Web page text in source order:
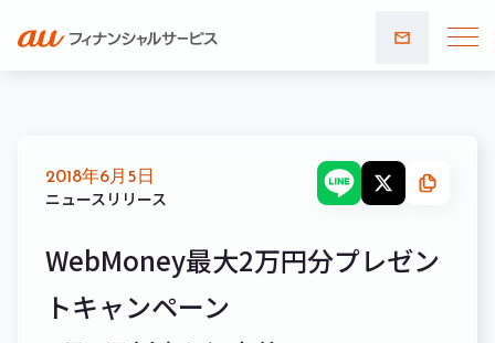
合わせ
2018年6月5日
ニュースリリース
WebMoney最大2万円分プレゼン
トキャンペーン